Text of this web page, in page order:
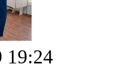
19:24